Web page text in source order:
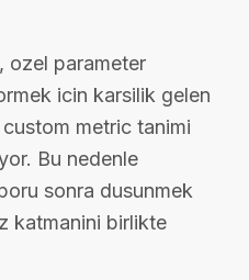
ozel parameter
icin karsilik gelen
metric tanimi
Bu nedenle
sonra dusunmek
katmanini birlikte